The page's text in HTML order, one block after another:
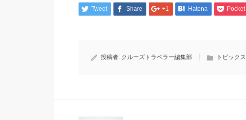
Tweet Share +1 Hatena Pocket
投稿者: クルーズトラベラー編集部 トピックス